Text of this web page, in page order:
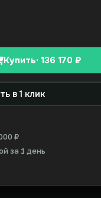
Купить· 136 170 ₽
в 1 клик
₽
за 1 день